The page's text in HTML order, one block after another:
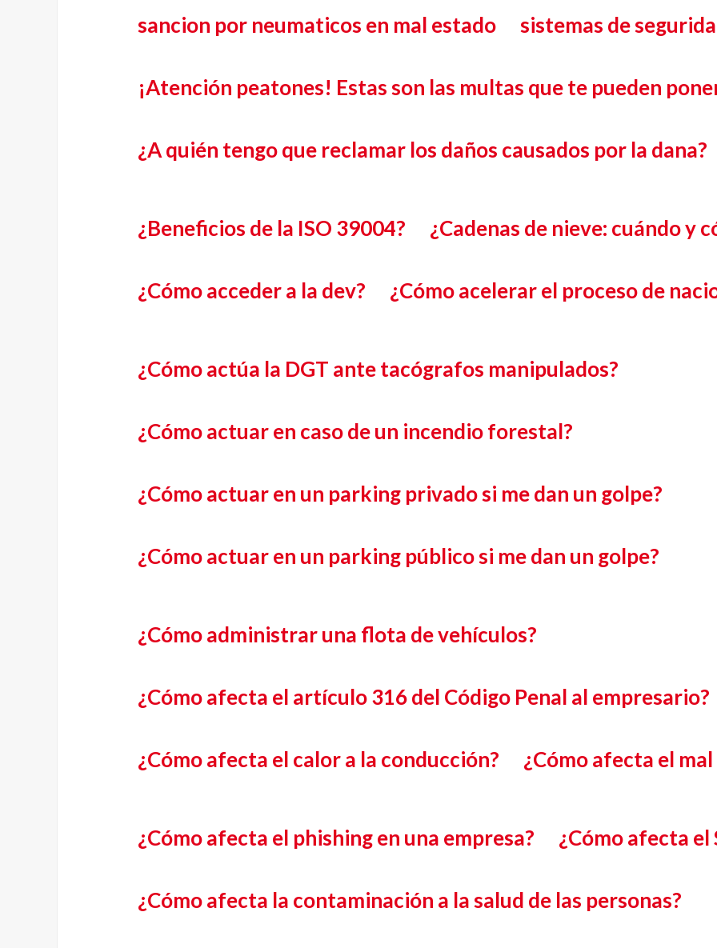
sancion por neumaticos en mal estado sistemas de
¡Atención peatones! Estas son las multas que te pueden
¿A quién tengo que reclamar los daños causados por la dana?
¿Beneficios de la ISO 39004? ¿Cadenas de nieve: cuándo y
¿Cómo acceder a la dev? ¿Cómo acelerar el proceso de
¿Cómo actúa la DGT ante tacógrafos manipulados?
¿Cómo actuar en caso de un incendio forestal?
¿Cómo actuar en un parking privado si me dan un golpe?
¿Cómo actuar en un parking público si me dan un golpe?
¿Cómo administrar una flota de vehículos?
¿Cómo afecta el artículo 316 del Código Penal al empresario?
¿Cómo afecta el calor a la conducción? ¿Cómo afecta el
¿Cómo afecta el phishing en una empresa? ¿Cómo afecta el
¿Cómo afecta la contaminación a la salud de las personas?